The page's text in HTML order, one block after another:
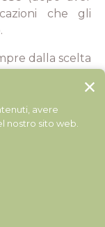
che gli
dalla scelta
di riposo.
universale,
per tutti.
per
avere
nostro sito web.